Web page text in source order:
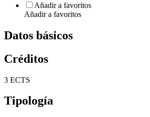
Añadir a favoritos
Añadir a favoritos
Datos básicos
Créditos
3 ECTS
Tipología